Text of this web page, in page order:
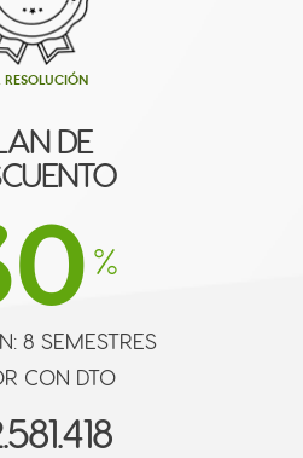
RESOLUCIÓN
DE
%
8 SEMESTRES
CON DTO